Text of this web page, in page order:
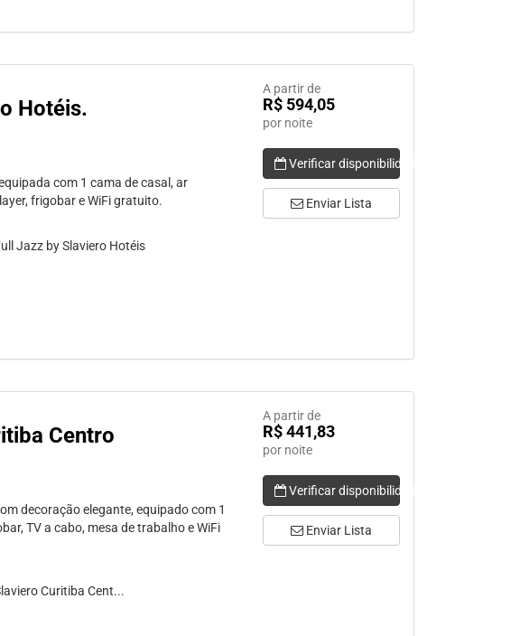
Hotéis.
com 1 cama de casal, ar
frigobar e WiFi gratuito.
Jazz by Slaviero Hotéis
A partir de
R$ 594,05
por noite
Verificar disponibilidade
Enviar Lista
Centro
decoração elegante, equipado com 1
TV a cabo, mesa de trabalho e WiFi
Curitiba Cent...
A partir de
R$ 441,83
por noite
Verificar disponibilidade
Enviar Lista